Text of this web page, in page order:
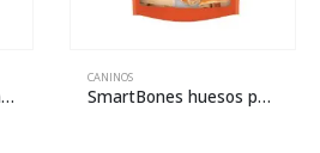
SmartBones huesos medianos de camote – 2 piezas
CANINOS
SmartBones huesos pequeños de camote – 3 piezas